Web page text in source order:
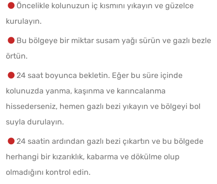
Öncelikle kolunuzun iç kısmını yıkayın ve güzelce
kurulayın.
Bu bölgeye bir miktar susam yağı sürün ve gazlı bezle
örtün.
24 saat boyunca bekletin. Eğer bu süre içinde
kolunuzda yanma, kaşınma ve karıncalanma
hissederseniz, hemen gazlı bezi yıkayın ve bölgeyi bol
suyla durulayın.
24 saatin ardından gazlı bezi çıkartın ve bu bölgede
herhangi bir kızarıklık, kabarma ve dökülme olup
olmadığını kontrol edin.